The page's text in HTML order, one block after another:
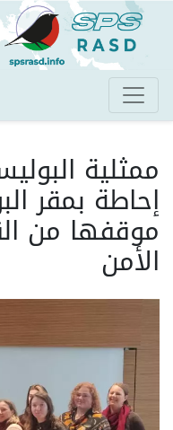
ممثلية
إحاطة بمقر
موقفها من
الأمن